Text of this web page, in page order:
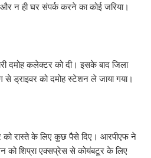
न ही घर संपर्क करने का कोई जरिया।
दमोह कलेक्टर को दी। इसके बाद जिला
ड्राइवर को दमोह स्टेशन ले जाया गया।
को रास्ते के लिए कुछ पैसे दिए। आरपीएफ ने
को शिप्रा एक्सप्रेस से कोयंबटूर के लिए